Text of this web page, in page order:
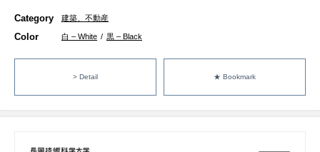
Category 建築、不動産
Color 白 – White / 黒 – Black
> Detail ★ Bookmark